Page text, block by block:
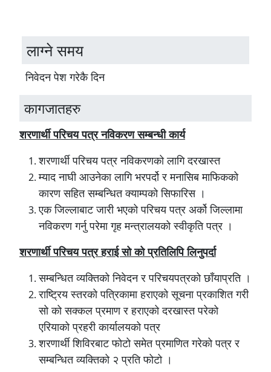
लाग्ने समय
निवेदन पेश गरेकै दिन
कागजातहरु
शरणार्थी परिचय पत्र नविकरण सम्बन्धी कार्य
शरणार्थी परिचय पत्र नविकरणको लागि दरखास्त
म्याद नाघी आउनेका लागि भरपर्दो र मनासिब माफिकको
कारण सहित सम्बन्धित क्याम्पको सिफारिस ।
एक जिल्लाबाट जारी भएको परिचय पत्र अर्को जिल्लामा
नविकरण गर्नु परेमा गृह मन्त्रालयको स्वीकृति पत्र ।
शरणार्थी परिचय पत्र हराई सो को प्रतिलिपि लिनुपर्दा
सम्बन्धित व्यक्तिको निवेदन र परिचयपत्रको छाँयाप्रति ।
राष्ट्रिय स्तरको पत्रिकामा हराएको सूचना प्रकाशित गरी
सो को सक्कल प्रमाण र हराएको दरखास्त परेको
एरियाको प्रहरी कार्यालयको पत्र
शरणार्थी शिविरबाट फोटो समेत प्रमाणित गरेको पत्र र
सम्बन्धित व्यक्तिको २ प्रति फोटो ।